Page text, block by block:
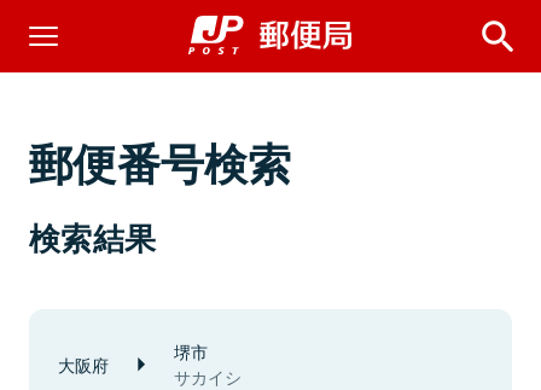
郵便番号検索
検索結果
大阪府 堺市
サカイシ